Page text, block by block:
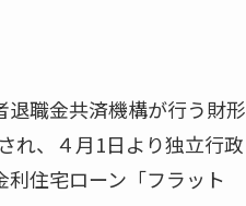
職金共済機構が行う財形
れ、４月1日より独立行政
住宅ローン「フラット